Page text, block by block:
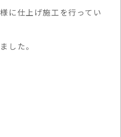
に仕上げ施工を行ってい
した。